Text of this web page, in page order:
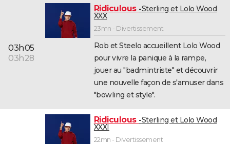
03h05
03h28
Ridiculous Sterling et Lolo Wood
XXX
23mn - Divertissement
Rob et Steelo accueillent Lolo Wood
pour vivre la panique à la rampe,
jouer au "badmintriste" et découvrir
une nouvelle façon de s'amuser dans
"bowling et style".
Ridiculous Sterling et Lolo Wood
XXXI
22mn - Divertissement